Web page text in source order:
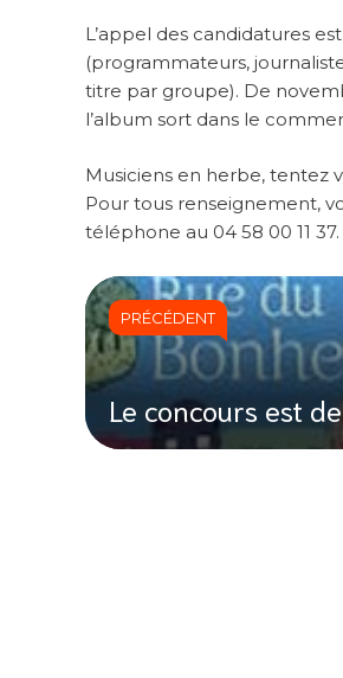
L’appel des candidatures
(programmateurs,
titre par groupe). De
l’album sort dans le
Musiciens en herbe, tentez
Pour tous renseignement,
téléphone au 04 58 00 11 37.
PRÉCÉDENT
Le concours est